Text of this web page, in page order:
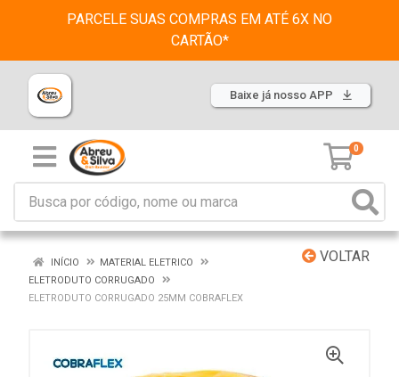
PARCELE SUAS COMPRAS EM ATÉ 6X NO
CARTÃO*
Baixe já nosso APP
0
VOLTAR
INÍCIO
MATERIAL ELETRICO
ELETRODUTO CORRUGADO
ELETRODUTO CORRUGADO 25MM COBRAFLEX